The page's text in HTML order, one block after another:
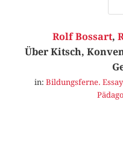
Rolf Bossart,
Über Kitsch,
in: Bildungsferne.